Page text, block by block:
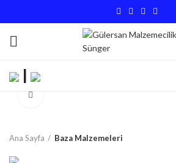
|
Ana Sayfa Baza Malzemeleri